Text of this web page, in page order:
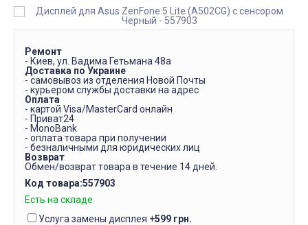
Ремонт
- Киев, ул. Вадима Гетьмана 48а
Доставка по Украине
- самовывоз из отделения Новой Почты
- курьером службы доставки на адрес
Оплата
- картой Visa/MasterCard онлайн
- Приват24
- MonoBank
- оплата товара при получении
- безналичными для юридических лиц
Возврат
Обмен/возврат товара в течение 14 дней.
Код товара:557903
Есть на складе
Услуга замены дисплея +599 грн.